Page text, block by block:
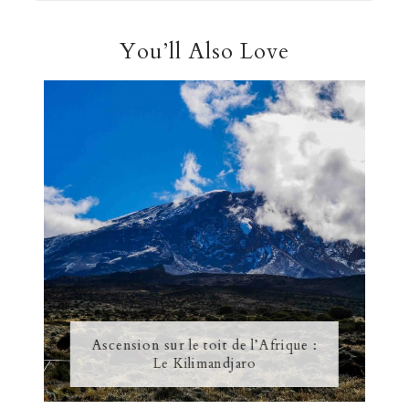
You’ll Also Love
Ascension sur le toit de l’Afrique :
Le Kilimandjaro